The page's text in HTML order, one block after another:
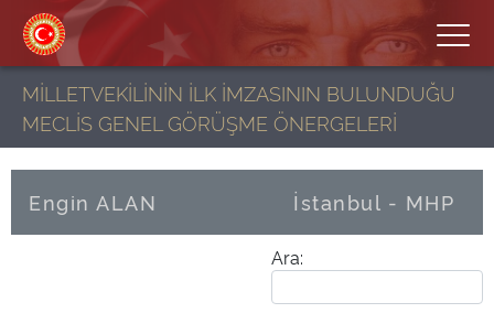
MİLLETVEKİLİNİN İLK İMZASININ BULUNDUĞU
MECLİS GENEL GÖRÜŞME ÖNERGELERİ
Engin ALAN İstanbul - MHP
Ara: